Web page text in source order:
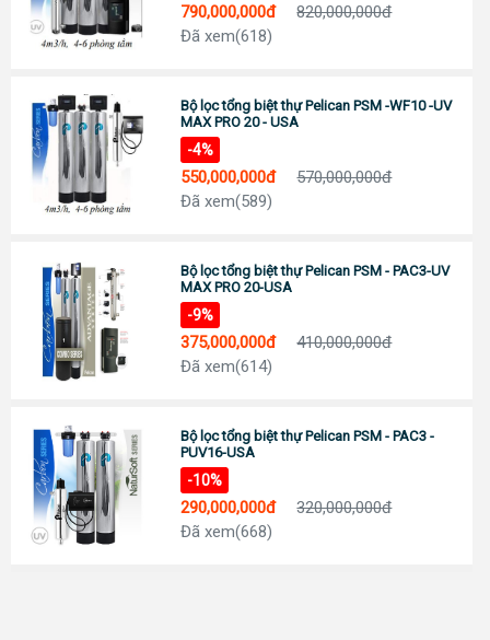
Đc: 743 Huỳnh Văn Lũy, Phường Bình Dương, TP Hồ Chí Minh
ĐT: Call :0989 958 887
(Zalo)
Chỉ đường
Đc: 573 Cách Mạng Tháng 8, Phường 3, TP Tây Ninh
Tel: 0938 74 82 82
Chỉ đường
CẦN THƠ
Địa chỉ: 369 Đ. Nguyễn Văn Cừ, Phường An Khánh, Ninh Kiều
0911 676 989
PHÚ QUỐC
Đc: R303 Đường Ruby 3, Shophouse Bãi Kem, P An Thới, TP Phú Quốc
Tel:0906 82 82 82
Chỉ đường
790,000,000đ
820,000,000đ
Đã xem(618)
Bộ lọc tổng biệt thự Pelican PSM -WF10 -UV
MAX PRO 20 - USA
-4%
550,000,000đ
570,000,000đ
Đã xem(589)
Bộ lọc tổng biệt thự Pelican PSM - PAC3-UV
MAX PRO 20-USA
-9%
375,000,000đ
410,000,000đ
Đã xem(614)
Bộ lọc tổng biệt thự Pelican PSM - PAC3 -
PUV16-USA
-10%
290,000,000đ
320,000,000đ
Đã xem(668)